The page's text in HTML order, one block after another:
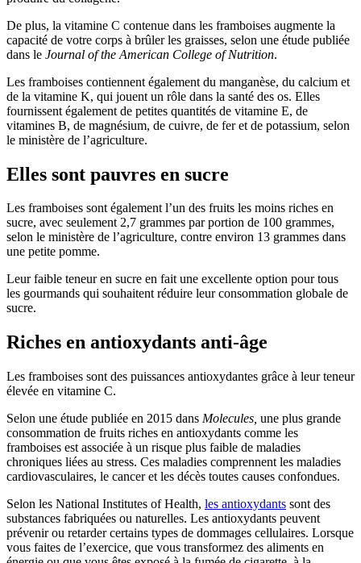
De plus, la vitamine C contenue dans les framboises augmente la
capacité de votre corps à brûler les graisses, selon une étude publiée
dans le Journal of the American College of Nutrition.
Les framboises contiennent également du manganèse, du calcium et
de la vitamine K, qui jouent un rôle dans la santé des os. Elles
fournissent également de petites quantités de vitamine E, de
vitamines B, de magnésium, de cuivre, de fer et de potassium, selon
le ministère de l’agriculture.
Elles sont pauvres en sucre
Les framboises sont également l’un des fruits les moins riches en
sucre, avec seulement 2,7 grammes par portion de 100 grammes,
selon le ministère de l’agriculture, contre environ 13 grammes dans
une petite pomme.
Leur faible teneur en sucre en fait une excellente option pour tous
les gourmands qui souhaitent réduire leur consommation globale de
sucre.
Riches en antioxydants anti-âge
Les framboises sont des puissances antioxydantes grâce à leur teneur
élevée en vitamine C.
Selon une étude publiée en 2015 dans Molecules, une plus grande
consommation de fruits riches en antioxydants comme les
framboises est associée à un risque plus faible de maladies
chroniques liées au stress. Ces maladies comprennent les maladies
cardiovasculaires, le cancer et les décès toutes causes confondues.
Selon les National Institutes of Health, les antioxydants sont des
substances fabriquées ou naturelles. Les antioxydants peuvent
prévenir ou retarder certains types de dommages cellulaires. Lorsque
vous faites de l’exercice, que vous transformez des aliments en